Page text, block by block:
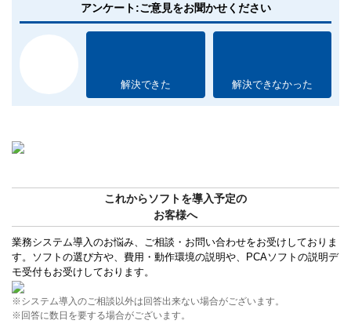
アンケート:ご意見をお聞かせください
解決できた 解決できなかった
これからソフトを導入予定の
お客様へ
業務システム導入のお悩み、ご相談・お問い合わせをお受けしておりま
す。ソフトの選び方や、費用・動作環境の説明や、PCAソフトの説明デ
モ受付もお受けしております。
※システム導入のご相談以外は回答出来ない場合がございます。
※回答に数日を要する場合がございます。